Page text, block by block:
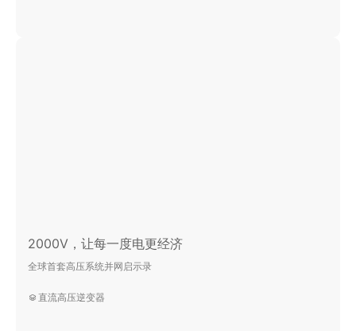
2000V，让每一度电更经济
全球首套高压系统并网启示录
直流高压逆变器